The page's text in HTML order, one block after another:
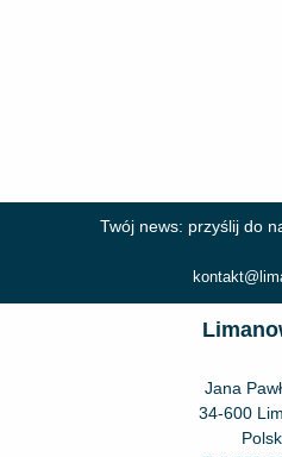
Twój news: przyślij do
Jana
34-600